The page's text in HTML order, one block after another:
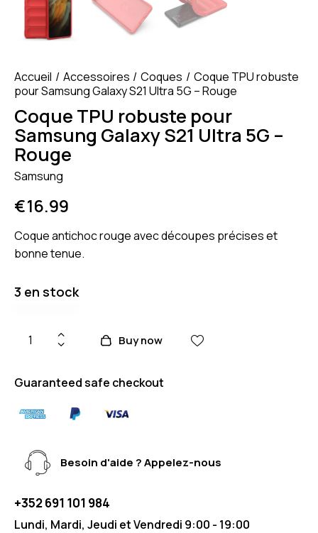
Accueil Accessoires Coques
Coque TPU robuste
pour Samsung Galaxy S21 Ultra 5G – Rouge
Coque TPU robuste pour
Samsung Galaxy S21 Ultra 5G –
Rouge
Samsung
€16.99
Coque antichoc rouge avec découpes précises et
bonne tenue.
3 en stock
Buy now
Guaranteed safe checkout
Besoin d'aide ? Appelez-nous
+352 691 101 984
Lundi, Mardi, Jeudi et Vendredi 9:00 - 19:00